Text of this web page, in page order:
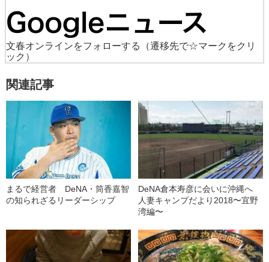
文春オンラインをフォローする
（遷移先で☆マークをクリ
ック）
関連記事
まるで経営者 DeNA・筒香嘉智
の知られざるリーダーシップ
DeNA倉本寿彦に会いに沖縄へ
人妻キャンプだより2018〜宜野
湾編〜